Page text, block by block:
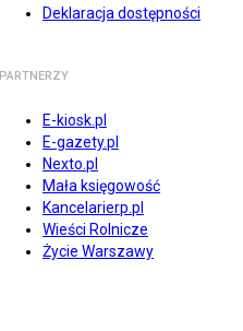
Deklaracja dostępności
PARTNERZY
E-kiosk.pl
E-gazety.pl
Nexto.pl
Mała księgowość
Kancelarierp.pl
Wieści Rolnicze
Życie Warszawy